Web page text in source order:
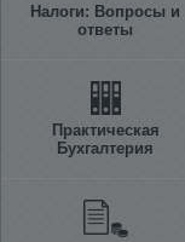
Налоги: Вопросы и
ответы
Практическая
Бухгалтерия